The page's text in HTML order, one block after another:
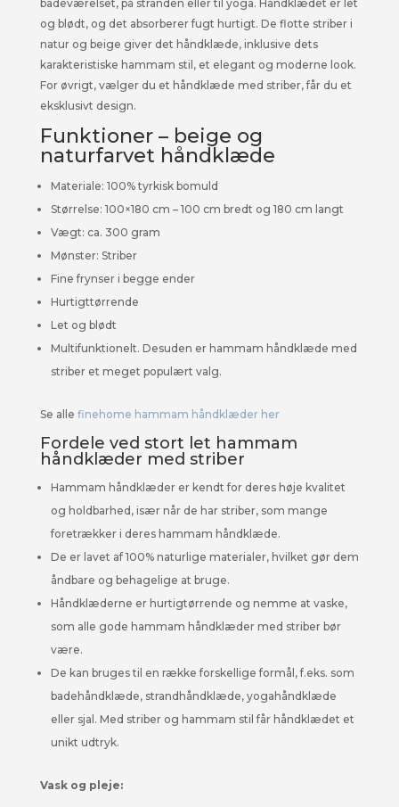
badeværelset, på stranden eller til yoga. Håndklædet er let
og blødt, og det absorberer fugt hurtigt. De flotte striber i
natur og beige giver det håndklæde, inklusive dets
karakteristiske hammam stil, et elegant og moderne look.
For øvrigt, vælger du et håndklæde med striber, får du et
eksklusivt design.
Funktioner – beige og
naturfarvet håndklæde
Materiale: 100% tyrkisk bomuld
Størrelse: 100×180 cm – 100 cm bredt og 180 cm langt
Vægt: ca. 300 gram
Mønster: Striber
Fine frynser i begge ender
Hurtigttørrende
Let og blødt
Multifunktionelt. Desuden er hammam håndklæde med
striber et meget populært valg.
Se alle finehome hammam håndklæder her
Fordele ved stort let hammam
håndklæder med striber
Hammam håndklæder er kendt for deres høje kvalitet
og holdbarhed, især når de har striber, som mange
foretrækker i deres hammam håndklæde.
De er lavet af 100% naturlige materialer, hvilket gør dem
åndbare og behagelige at bruge.
Håndklæderne er hurtigtørrende og nemme at vaske,
som alle gode hammam håndklæder med striber bør
være.
De kan bruges til en række forskellige formål, f.eks. som
badehåndklæde, strandhåndklæde, yogahåndklæde
eller sjal. Med striber og hammam stil får håndklædet et
unikt udtryk.
Vask og pleje: